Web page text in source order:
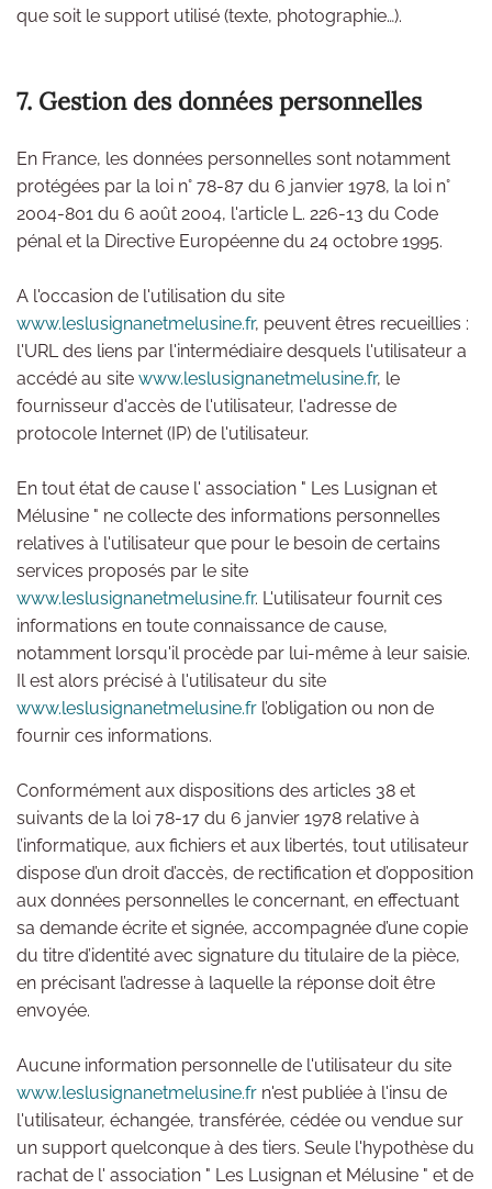
que soit le support utilisé (texte, photographie…).
7. Gestion des données personnelles
En France, les données personnelles sont notamment
protégées par la loi n° 78-87 du 6 janvier 1978, la loi n°
2004-801 du 6 août 2004, l'article L. 226-13 du Code
pénal et la Directive Européenne du 24 octobre 1995.
A l'occasion de l'utilisation du site
www.leslusignanetmelusine.fr, peuvent êtres recueillies :
l'URL des liens par l'intermédiaire desquels l'utilisateur a
accédé au site www.leslusignanetmelusine.fr, le
fournisseur d'accès de l'utilisateur, l'adresse de
protocole Internet (IP) de l'utilisateur.
En tout état de cause l' association " Les Lusignan et
Mélusine " ne collecte des informations personnelles
relatives à l'utilisateur que pour le besoin de certains
services proposés par le site
www.leslusignanetmelusine.fr. L'utilisateur fournit ces
informations en toute connaissance de cause,
notamment lorsqu'il procède par lui-même à leur saisie.
Il est alors précisé à l'utilisateur du site
www.leslusignanetmelusine.fr l’obligation ou non de
fournir ces informations.
Conformément aux dispositions des articles 38 et
suivants de la loi 78-17 du 6 janvier 1978 relative à
l’informatique, aux fichiers et aux libertés, tout utilisateur
dispose d’un droit d’accès, de rectification et d’opposition
aux données personnelles le concernant, en effectuant
sa demande écrite et signée, accompagnée d’une copie
du titre d’identité avec signature du titulaire de la pièce,
en précisant l’adresse à laquelle la réponse doit être
envoyée.
Aucune information personnelle de l'utilisateur du site
www.leslusignanetmelusine.fr n'est publiée à l'insu de
l'utilisateur, échangée, transférée, cédée ou vendue sur
un support quelconque à des tiers. Seule l'hypothèse du
rachat de l' association " Les Lusignan et Mélusine " et de